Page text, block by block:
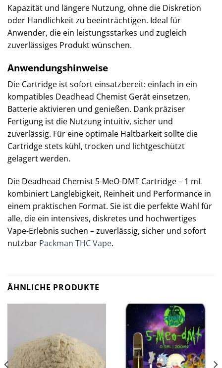
Kapazität und längere Nutzung, ohne die Diskretion
oder Handlichkeit zu beeinträchtigen. Ideal für
Anwender, die ein leistungsstarkes und zugleich
zuverlässiges Produkt wünschen.
Anwendungshinweise
Die Cartridge ist sofort einsatzbereit: einfach in ein
kompatibles Deadhead Chemist Gerät einsetzen,
Batterie aktivieren und genießen. Dank präziser
Fertigung ist die Nutzung intuitiv, sicher und
zuverlässig. Für eine optimale Haltbarkeit sollte die
Cartridge stets kühl, trocken und lichtgeschützt
gelagert werden.
Die Deadhead Chemist 5-MeO-DMT Cartridge – 1 mL
kombiniert Langlebigkeit, Reinheit und Performance in
einem praktischen Format. Sie ist die perfekte Wahl für
alle, die ein intensives, diskretes und hochwertiges
Vape-Erlebnis suchen – zuverlässig, sicher und sofort
nutzbar Packman THC Vape.
ÄHNLICHE PRODUKTE